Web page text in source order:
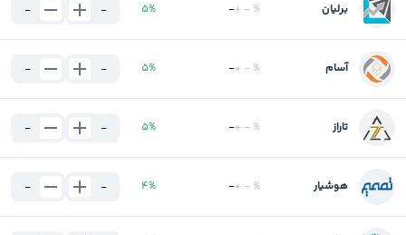
برلیان -+ - %
5%
-
-
آسام -+ - %
5%
-
-
تاراز -+ - %
5%
-
-
هوشیار -+ - %
4%
-
-